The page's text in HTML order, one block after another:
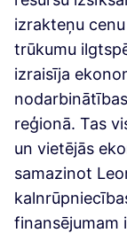
izrakteņu
trūkumu
izraisīja
reģionā. Tas
un vietējās
samazinot
finansējumam